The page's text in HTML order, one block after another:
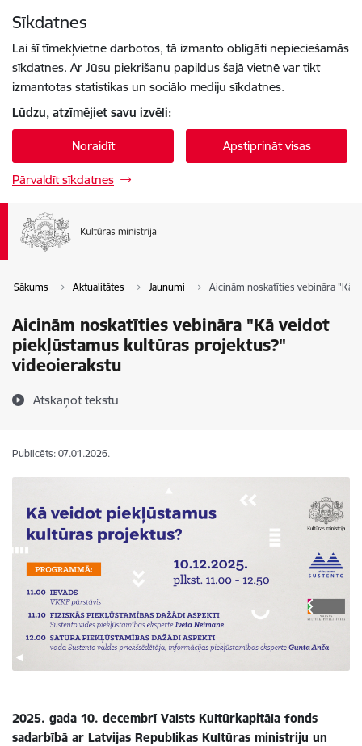
Sīkdatnes
Lai šī tīmekļvietne darbotos, tā izmanto obligāti nepieciešamās
sīkdatnes. Ar Jūsu piekrišanu papildus šajā vietnē var tikt
izmantotas statistikas un sociālo mediju sīkdatnes.
Lūdzu, atzīmējiet savu izvēli:
Noraidīt Apstiprināt visas
Pārvaldīt sīkdatnes
Sākums Aktualitātes Jaunumi Aicinām noskatīties vebināra "Kā
Aicinām noskatīties vebināra "Kā veidot
piekļūstamus kultūras projektus?"
videoierakstu
Atskaņot tekstu
Publicēts: 07.01.2026.
2025. gada 10. decembrī Valsts Kultūrkapitāla fonds
sadarbībā ar Latvijas Republikas Kultūras ministriju un